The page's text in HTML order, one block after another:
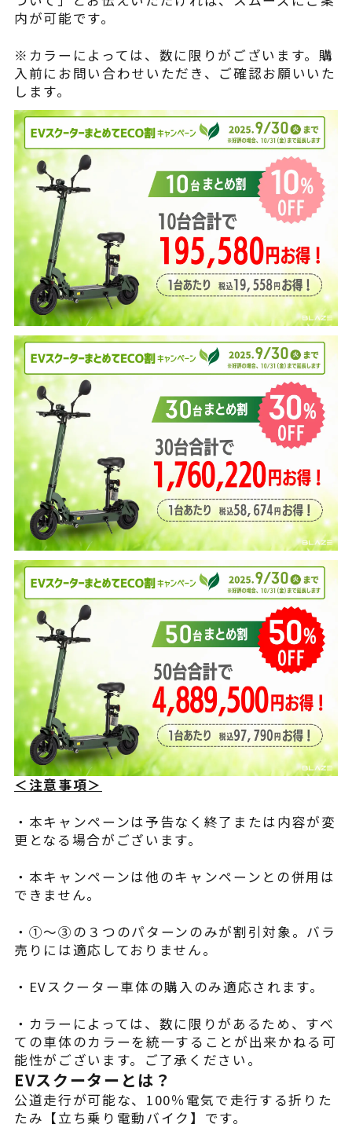
内が可能です。
※カラーによっては、数に限りがございます。購
入前にお問い合わせいただき、ご確認お願いいた
します。
＜注意事項＞
・本キャンペーンは予告なく終了または内容が変
更となる場合がございます。
・本キャンペーンは他のキャンペーンとの併用は
できません。
・①～③の３つのパターンのみが割引対象。バラ
売りには適応しておりません。
・EVスクーター車体の購入のみ適応されます。
・カラーによっては、数に限りがあるため、すべ
ての車体のカラーを統一することが出来かねる可
能性がございます。ご了承ください。
EVスクーターとは？
公道走行が可能な、100％電気で走行する折りた
たみ【立ち乗り電動バイク】です。